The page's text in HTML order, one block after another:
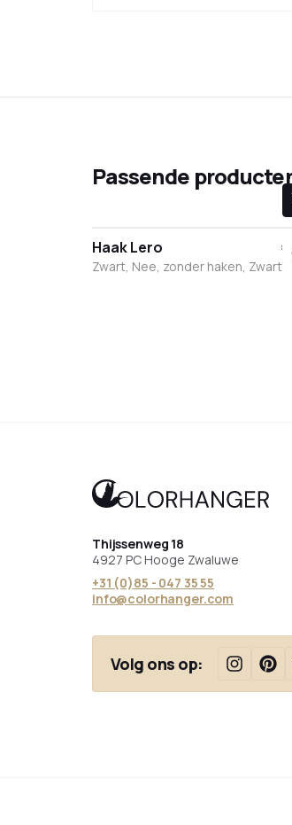
Passende
Haak Lero
Zwart, Nee, zonder haken, Zwart
Thijssenweg 18
4927 PC Hooge Zwaluwe
+31 (0)85 - 047 35 55
info@colorhanger.com
Volg ons op: